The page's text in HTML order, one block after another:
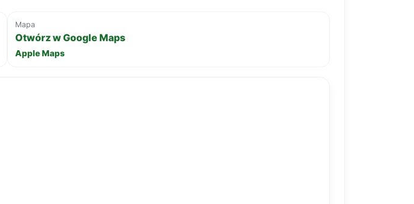
Mapa
Otwórz w Google Maps
Apple Maps